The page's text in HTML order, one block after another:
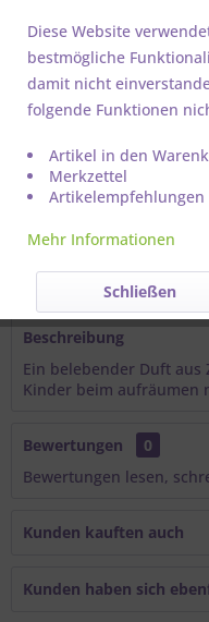
Beschreibung
Ein belebender Duft
Kinder beim aufräumen
Bewertungen
0
Bewertungen lesen,
Kunden kauften auch
Kunden haben sich
Diese Website
bestmögliche
damit nicht
folgende Funktionen
Artikel in den
Merkzettel
Mehr Informationen
Schließen